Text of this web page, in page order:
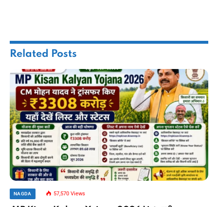
Related Posts
NAGDA 57,570 Views